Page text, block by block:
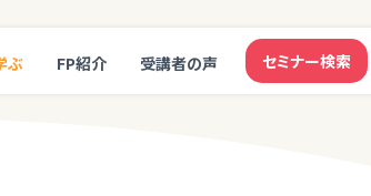
ぶ FP紹介 受講者の声 セミナー検索